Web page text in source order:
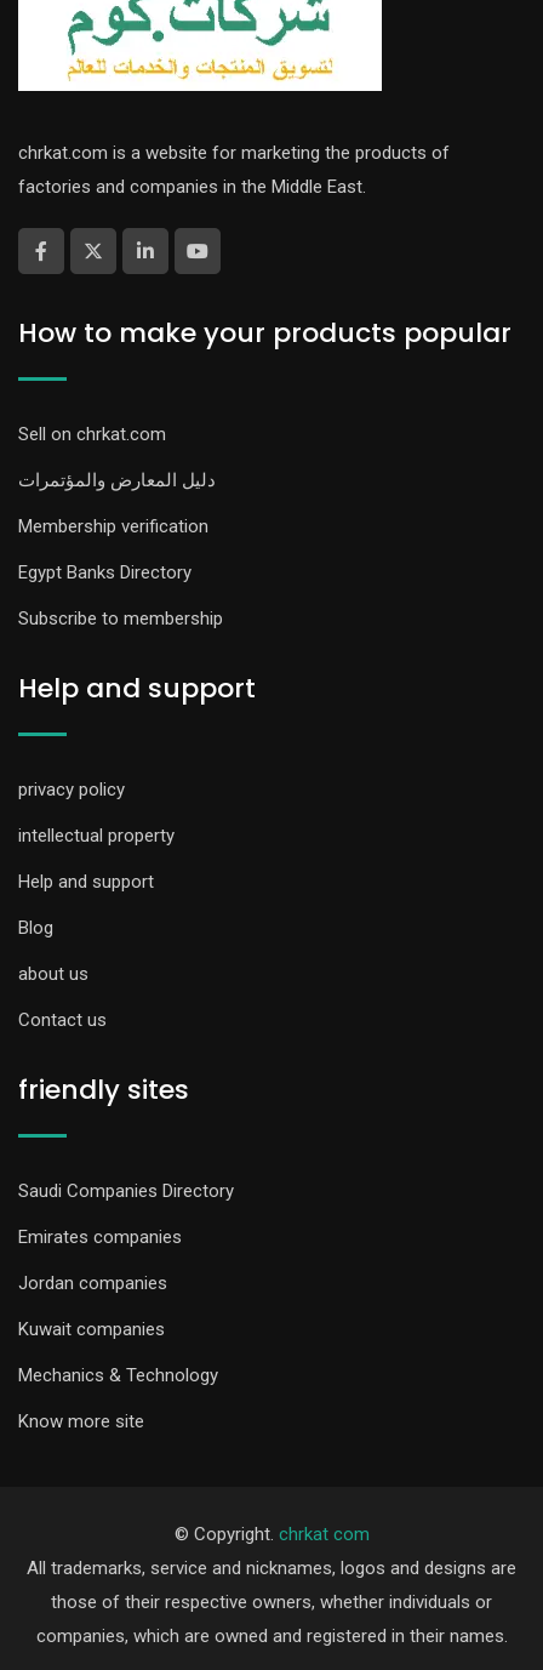
chrkat.com is a website for marketing the products of
factories and companies in the Middle East.
How to make your products popular
Sell on chrkat.com
دليل المعارض والمؤتمرات
Membership verification
Egypt Banks Directory
Subscribe to membership
Help and support
privacy policy
intellectual property
Help and support
Blog
about us
Contact us
friendly sites
Saudi Companies Directory
Emirates companies
Jordan companies
Kuwait companies
Mechanics & Technology
Know more site
© Copyright. chrkat com
All trademarks, service and nicknames, logos and designs are
those of their respective owners, whether individuals or
companies, which are owned and registered in their names.